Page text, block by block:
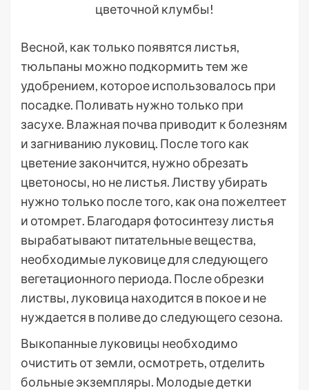
цветочной клумбы!
Весной, как только появятся листья,
тюльпаны можно подкормить тем же
удобрением, которое использовалось при
посадке. Поливать нужно только при
засухе. Влажная почва приводит к болезням
и загниванию луковиц. После того как
цветение закончится, нужно обрезать
цветоносы, но не листья. Листву убирать
нужно только после того, как она пожелтеет
и отомрет. Благодаря фотосинтезу листья
вырабатывают питательные вещества,
необходимые луковице для следующего
вегетационного периода. После обрезки
листвы, луковица находится в покое и не
нуждается в поливе до следующего сезона.
Выкопанные луковицы необходимо
очистить от земли, осмотреть, отделить
больные экземпляры. Молодые детки